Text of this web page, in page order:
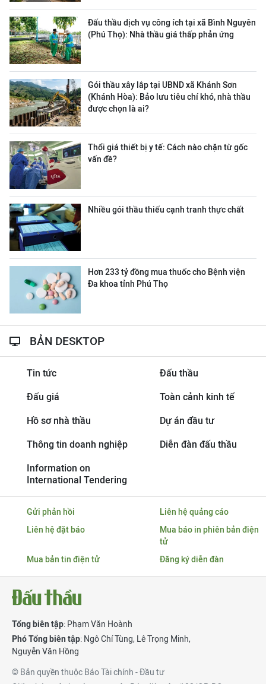
Đấu thầu dịch vụ công ích tại xã Bình Nguyên
(Phú Thọ): Nhà thầu giá thấp phản ứng
Gói thầu xây lắp tại UBND xã Khánh Sơn
(Khánh Hòa): Bảo lưu tiêu chí khó, nhà thầu
được chọn là ai?
Thổi giá thiết bị y tế: Cách nào chặn từ gốc
vấn đề?
Nhiều gói thầu thiếu cạnh tranh thực chất
Hơn 233 tỷ đồng mua thuốc cho Bệnh viện
Đa khoa tỉnh Phú Thọ
BẢN DESKTOP
Tin tức Đấu thầu
Đấu giá Toàn cảnh kinh tế
Hồ sơ nhà thầu Dự án đầu tư
Thông tin doanh nghiệp Diễn đàn đấu thầu
Information on
International Tendering
Gửi phản hồi
Liên hệ quảng cáo
Liên hệ đặt báo
Mua báo in phiên bản điện
tử
Mua bản tin điện tử
Đăng ký diễn đàn
Tổng biên tập: Phạm Văn Hoành
Phó Tổng biên tập: Ngô Chí Tùng, Lê Trọng Minh,
Nguyễn Văn Hồng
© Bản quyền thuộc Báo Tài chính - Đầu tư